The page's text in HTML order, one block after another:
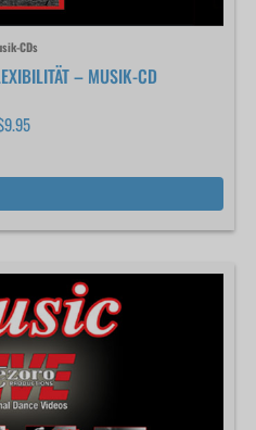
CDs
– MUSIK-CD
9.95